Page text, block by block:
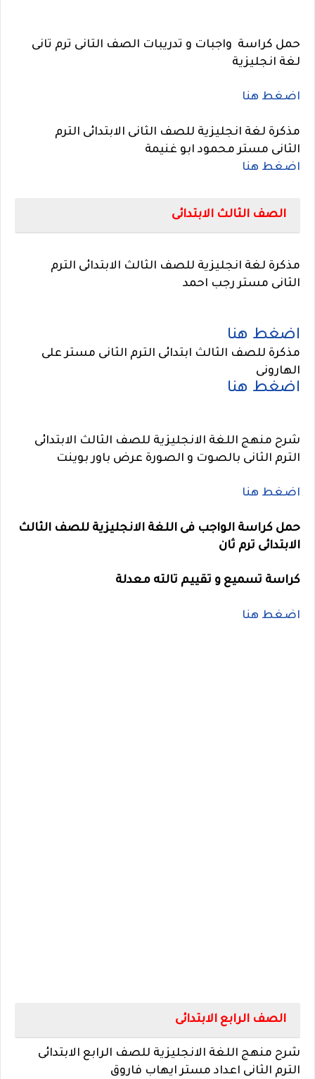
حمل كراسة واجبات و تدريبات الصف التانى ترم تانى
لغة انجليزية
اضغط هنا
مذكرة لغة انجليزية للصف الثانى الابتدائى الترم
الثانى مستر محمود ابو غنيمة
اضغط هنا
الصف الثالث الابتدائى
مذكرة لغة انجليزية للصف الثالث الابتدائى الترم
الثانى مستر رجب احمد
اضغط هنا
مذكرة للصف الثالث ابتدائى الترم الثانى مستر على
الهارونى
اضغط هنا
شرح منهج اللغة الانجليزية للصف الثالث الابتدائى
الترم الثانى بالصوت و الصورة عرض باور بوينت
اضغط هنا
حمل كراسة الواجب فى اللغة الانجليزية للصف الثالث
الابتدائى ترم ثان
كراسة تسميع و تقييم تالته معدلة
اضغط هنا
الصف الرابع الابتدائى
شرح منهج اللغة الانجليزية للصف الرابع الابتدائى
الترم الثانى اعداد مستر ايهاب فاروق